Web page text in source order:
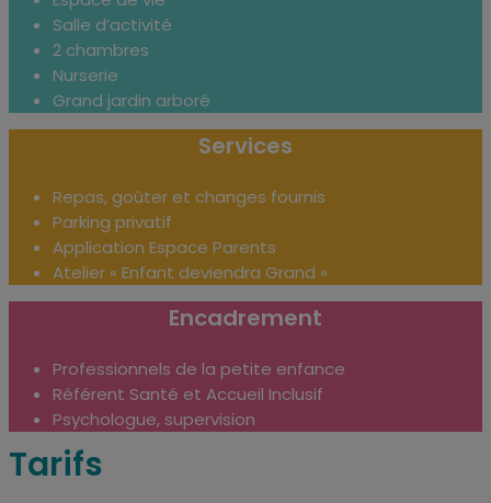
Salle d’activité
2 chambres
Nurserie
Grand jardin arboré
Services
Repas, goûter et changes fournis
Parking privatif
Application Espace Parents
Atelier « Enfant deviendra Grand »
Encadrement
Professionnels de la petite enfance
Référent Santé et Accueil Inclusif
Psychologue, supervision
Tarifs